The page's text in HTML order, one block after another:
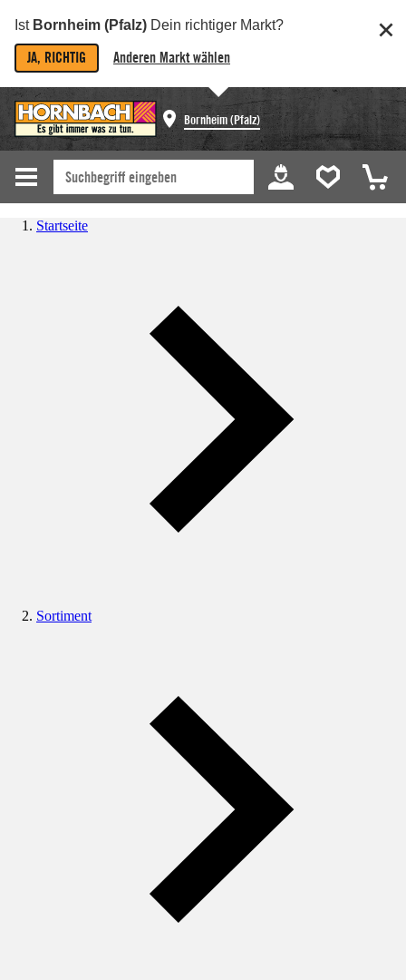
Ist Bornheim (Pfalz) Dein richtiger Markt?
JA, RICHTIG Anderen Markt wählen
Bornheim (Pfalz)
Startseite
Sortiment